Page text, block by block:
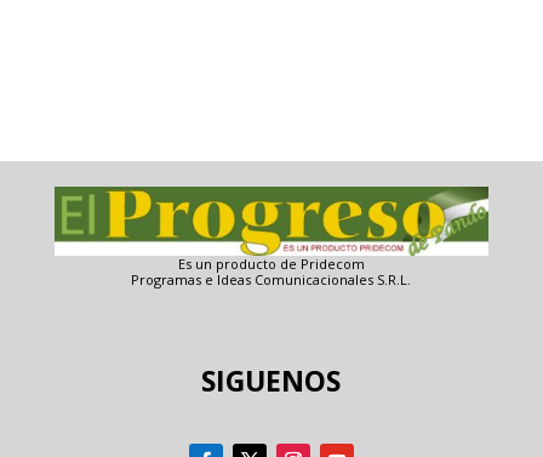
Es un producto de Pridecom
Programas e Ideas Comunicacionales S.R.L.
SIGUENOS